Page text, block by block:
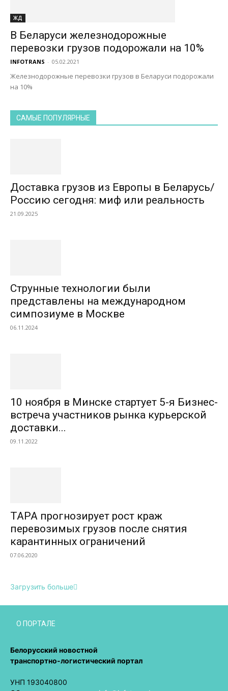
ЖД
В Беларуси железнодорожные
перевозки грузов подорожали на 10%
INFOTRANS - 05.02.2021
Железнодорожные перевозки грузов в Беларуси подорожали
на 10%
САМЫЕ ПОПУЛЯРНЫЕ
Доставка грузов из Европы в Беларусь/
Россию сегодня: миф или реальность
21.09.2025
Струнные технологии были
представлены на международном
симпозиуме в Москве
06.11.2024
10 ноября в Минске стартует 5-я Бизнес-
встреча участников рынка курьерской
доставки...
09.11.2022
TAPA прогнозирует рост краж
перевозимых грузов после снятия
карантинных ограничений
07.06.2020
Загрузить больше
О ПОРТАЛЕ
Белорусский новостной
транспортно-логистический портал
УНП 193040800